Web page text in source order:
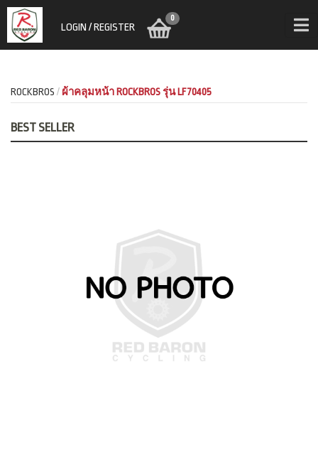
LOGIN / REGISTER
0
ROCKBROS ผ้าคลุมหน้า ROCKBROS รุ่น LF70405
BEST SELLER